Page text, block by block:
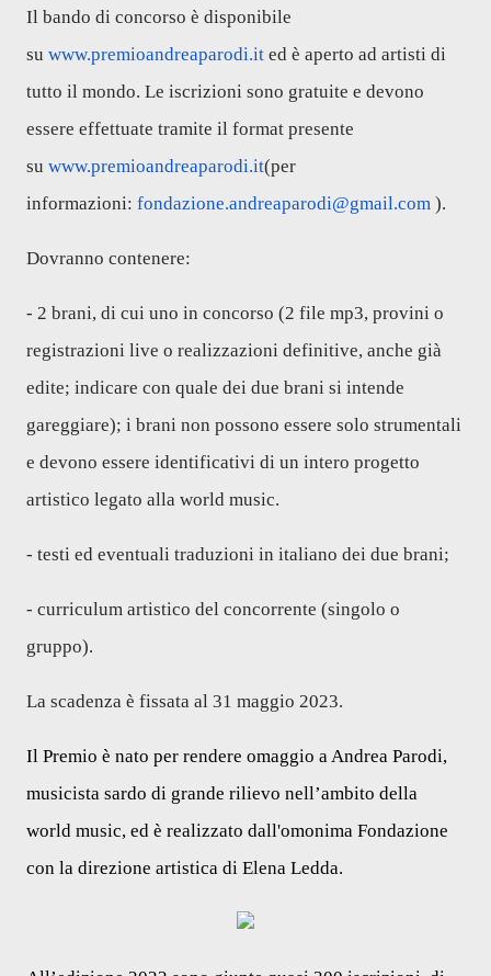
Il bando di concorso è disponibile
su www.premioandreaparodi.it ed è aperto ad artisti di
tutto il mondo. Le iscrizioni sono gratuite e devono
essere effettuate tramite il format presente
su www.premioandreaparodi.it(per
informazioni: fondazione.andreaparodi@gmail.com ).
Dovranno contenere:
- 2 brani, di cui uno in concorso (2 file mp3, provini o
registrazioni live o realizzazioni definitive, anche già
edite; indicare con quale dei due brani si intende
gareggiare); i brani non possono essere solo strumentali
e devono essere identificativi di un intero progetto
artistico legato alla world music.
- testi ed eventuali traduzioni in italiano dei due brani;
- curriculum artistico del concorrente (singolo o
gruppo).
La scadenza è fissata al 31 maggio 2023.
Il Premio è nato per rendere omaggio a Andrea Parodi,
musicista sardo di grande rilievo nell’ambito della
world music, ed è realizzato dall'omonima Fondazione
con la direzione artistica di Elena Ledda.